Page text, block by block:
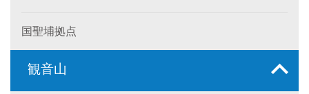
国聖埔拠点
観音山